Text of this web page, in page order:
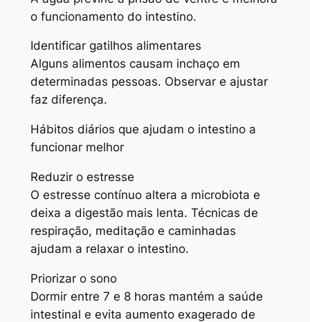
o funcionamento do intestino.
Identificar gatilhos alimentares
Alguns alimentos causam inchaço em
determinadas pessoas. Observar e ajustar
faz diferença.
Hábitos diários que ajudam o intestino a
funcionar melhor
Reduzir o estresse
O estresse contínuo altera a microbiota e
deixa a digestão mais lenta. Técnicas de
respiração, meditação e caminhadas
ajudam a relaxar o intestino.
Priorizar o sono
Dormir entre 7 e 8 horas mantém a saúde
intestinal e evita aumento exagerado de